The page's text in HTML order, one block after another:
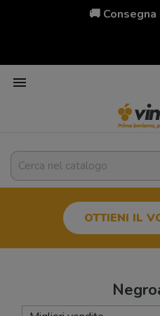
🚚

OTTIENI IL